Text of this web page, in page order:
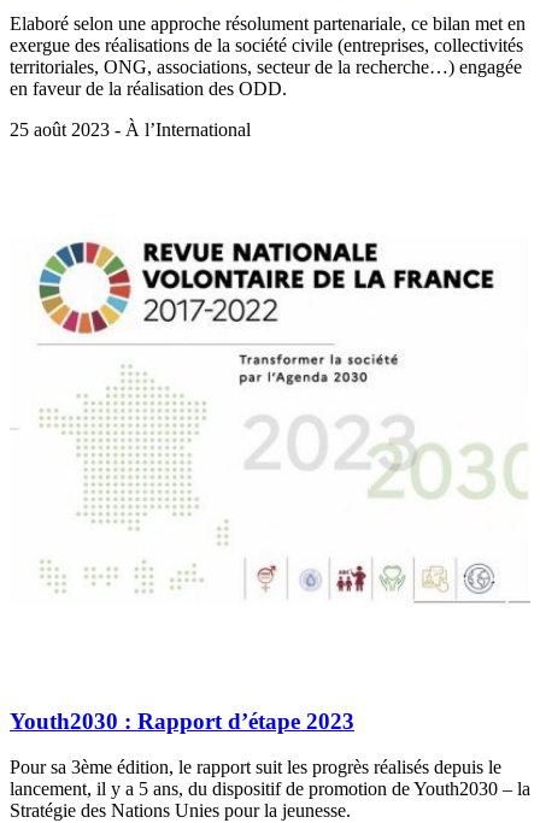
Elaboré selon une approche résolument partenariale, ce bilan met en
exergue des réalisations de la société civile (entreprises, collectivités
territoriales, ONG, associations, secteur de la recherche…) engagée
en faveur de la réalisation des ODD.
25 août 2023 - À l’International
Youth2030 : Rapport d’étape 2023
Pour sa 3ème édition, le rapport suit les progrès réalisés depuis le
lancement, il y a 5 ans, du dispositif de promotion de Youth2030 – la
Stratégie des Nations Unies pour la jeunesse.